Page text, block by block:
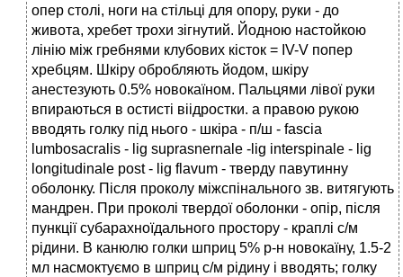
опер столі, ноги на стільці для опору, руки - до
живота, хребет трохи зігнутий. Йодною настойкою
лінію між гребнями клубових кісток = IV-V попер
хребцям. Шкіру обробляють йодом, шкіру
анестезують 0.5% новокаїном. Пальцями лівої руки
впираються в остисті віідростки. а правою рукою
вводять голку під нього - шкіра - п/ш - fascia
lumbosacralis - lig suprasnernale -lig interspinale - lig
longitudinale post - lig flavum - тверду павутинну
оболонку. Після проколу міжспінального зв. витягують
мандрен. При проколі твердої оболонки - опір, після
пункції субарахноїдального простору - краплі с/м
рідини. В канюлю голки шприц 5% р-н новокаїну, 1.5-2
мл насмоктуємо в шприц с/м рідину і вводять; голку